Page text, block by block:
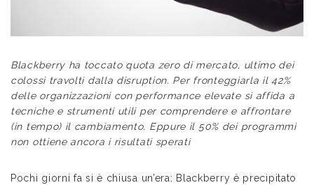
Blackberry ha toccato quota zero di mercato, ultimo dei
colossi travolti dalla disruption. Per fronteggiarla il 42%
delle organizzazioni con performance elevate si affida a
tecniche e strumenti utili per comprendere e affrontare
(in tempo) il cambiamento. Eppure il 50% dei programmi
non ottiene ancora i risultati sperati
Pochi giorni fa si è chiusa un’era: Blackberry è precipitato